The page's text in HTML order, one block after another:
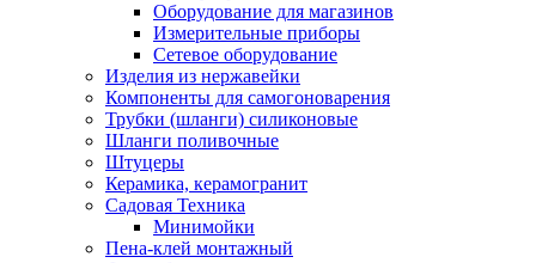
Оборудование для магазинов
Измерительные приборы
Сетевое оборудование
Изделия из нержавейки
Компоненты для самогоноварения
Трубки (шланги) силиконовые
Шланги поливочные
Штуцеры
Керамика, керамогранит
Садовая Техника
Минимойки
Пена-клей монтажный